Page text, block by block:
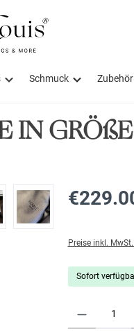
Schmuck Zubehör
IN
Preise inkl.
Sofort